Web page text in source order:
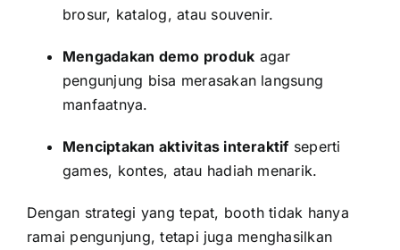
brosur, katalog, atau souvenir.
Mengadakan demo produk agar
pengunjung bisa merasakan langsung
manfaatnya.
Menciptakan aktivitas interaktifseperti
games, kontes, atau hadiah menarik.
Dengan strategi yang tepat, booth tidak hanya
ramai pengunjung, tetapi juga menghasilkan